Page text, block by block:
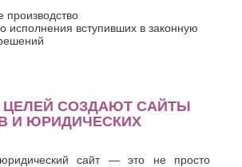
производство
исполнения вступивших в законную
ЦЕЛЕЙ СОЗДАЮТ САЙТЫ
И ЮРИДИЧЕСКИХ
сайт — это не просто